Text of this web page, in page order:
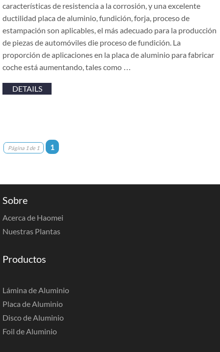
características de resistencia a la corrosión, y una excelente
ductilidad placa de aluminio, fundición, forja, proceso de
estampación son aplicables, el más adecuado para la producción
de piezas de automóviles die proceso de fundición. La
proporción de aplicaciones en la placa de aluminio para fabricar
coche está aumentando, tales como …
DETAILS
Página 1 de 1 1
Sobre
Acerca de Haomei
Nuestras Plantas
Productos
Lámina de Aluminio
Placa de Aluminio
Disco de Aluminio
Foil de Aluminio